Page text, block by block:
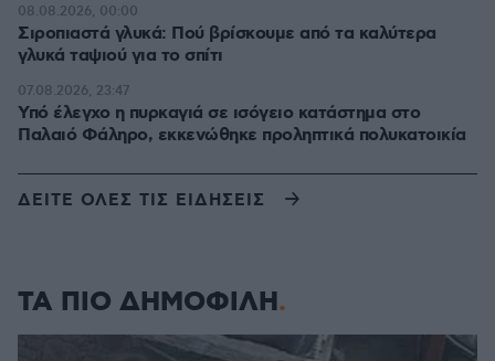
Σιροπιαστά γλυκά: Πού βρίσκουμε από τα καλύτερα
γλυκά ταψιού για το σπίτι
08.08.2026, 00:00
Υπό έλεγχο η πυρκαγιά σε ισόγειο κατάστημα στο
Παλαιό Φάληρο, εκκενώθηκε προληπτικά πολυκατοικία
07.08.2026, 23:47
ΔΕΙΤΕ ΟΛΕΣ ΤΙΣ ΕΙΔΗΣΕΙΣ
ΤΑ ΠΙΟ ΔΗΜΟΦΙΛΗ